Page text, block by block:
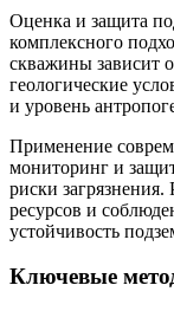
Оценка и защита
комплексного
скважины зависит
геологические
и уровень
Применение
мониторинг и
риски
ресурсов и
устойчивость
Ключевые